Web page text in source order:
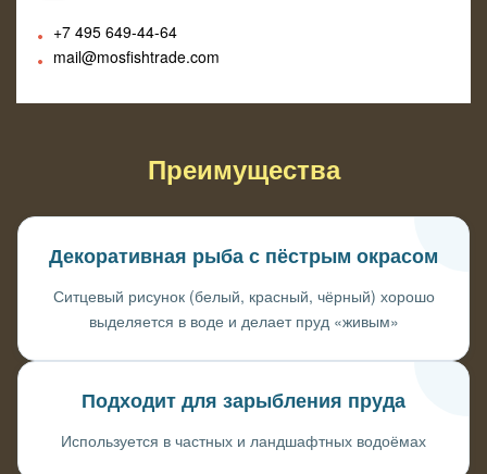
+7 495 649-44-64
mail@mosfishtrade.com
Преимущества
Декоративная рыба с пёстрым окрасом
Ситцевый рисунок (белый, красный, чёрный) хорошо
выделяется в воде и делает пруд «живым»
Подходит для зарыбления пруда
Используется в частных и ландшафтных водоёмах